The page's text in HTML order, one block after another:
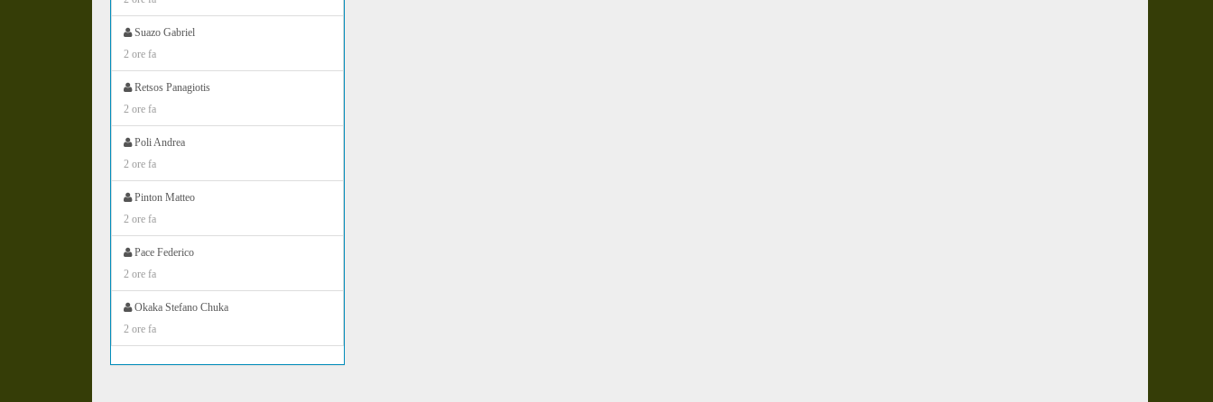
Suazo Gabriel
2 ore fa
Retsos Panagiotis
2 ore fa
Poli Andrea
2 ore fa
Pinton Matteo
2 ore fa
Pace Federico
2 ore fa
Okaka Stefano Chuka
2 ore fa